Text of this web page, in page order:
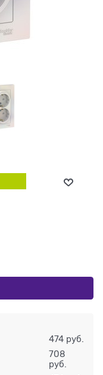
474 руб.
708
руб.